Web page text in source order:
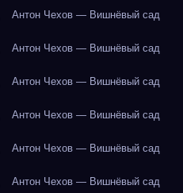
Антон Чехов — Вишнёвый сад
Антон Чехов — Вишнёвый сад
Антон Чехов — Вишнёвый сад
Антон Чехов — Вишнёвый сад
Антон Чехов — Вишнёвый сад
Антон Чехов — Вишнёвый сад